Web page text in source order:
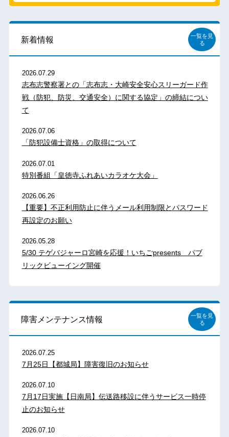
新着情報
一覧を見
る
2026.07.29
志布志警察署との「志布志・大崎安全安心スリーガード作
戦（防犯、防災、交通安全）に関する協定」の締結につい
て
2026.07.06
「防犯設備士資格」の取得について
2026.07.01
特別番組「皇徳寺ふれあいカラオケ大会」
2026.06.26
【重要】不正利用防止に伴うメール利用制限とパスワード
再設定のお願い
2026.05.28
5/30 テゲバジャーロ宮崎を応援！いちごpresents パブ
リックビューイング開催
障害メンテナンス情報
一覧を見
る
2026.07.25
7月25日【都城局】障害復旧のお知らせ
2026.07.10
7月17日実施【日南局】伝送路移設に伴うサービス一時停
止のお知らせ
2026.07.10